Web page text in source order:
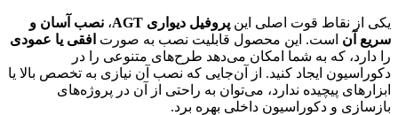
یکی از نقاط قوت اصلی این پروفیل دیواری AGT ، نصب آسان و
سریع آن است. این محصول قابلیت نصب به صورت افقی یا عمودی
را دارد، که به شما امکان می‌دهد طرح‌های متنوعی را در
دکوراسیون ایجاد کنید. از آن‌جایی که نصب آن نیازی به تخصص بالا یا
ابزارهای پیچیده ندارد، می‌توان به راحتی از آن در پروژه‌های
بازسازی و دکوراسیون داخلی بهره برد.